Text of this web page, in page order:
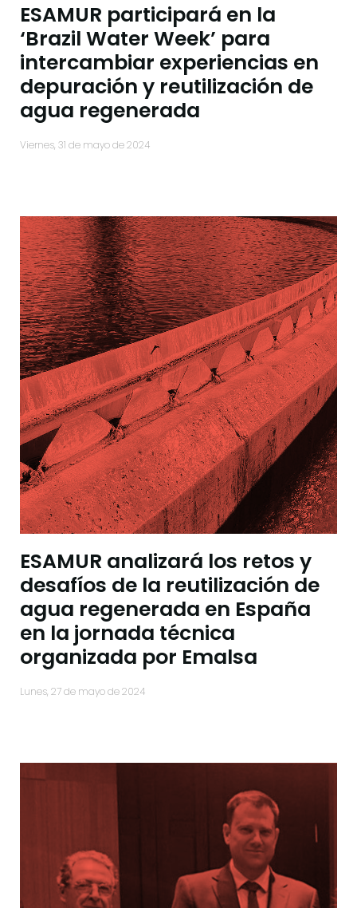
ESAMUR participará en la
‘Brazil Water Week’ para
intercambiar experiencias en
depuración y reutilización de
agua regenerada
viernes, 31 de mayo de 2024
ESAMUR analizará los retos y
desafíos de la reutilización de
agua regenerada en España
en la jornada técnica
organizada por Emalsa
lunes, 27 de mayo de 2024